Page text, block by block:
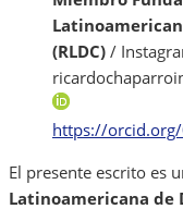
(RLDC) /
https://
El presente escrito es
Latinoamericana de